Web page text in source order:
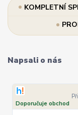
KOMPLETNÍ
Napsali o nás
Doporučuje obchod